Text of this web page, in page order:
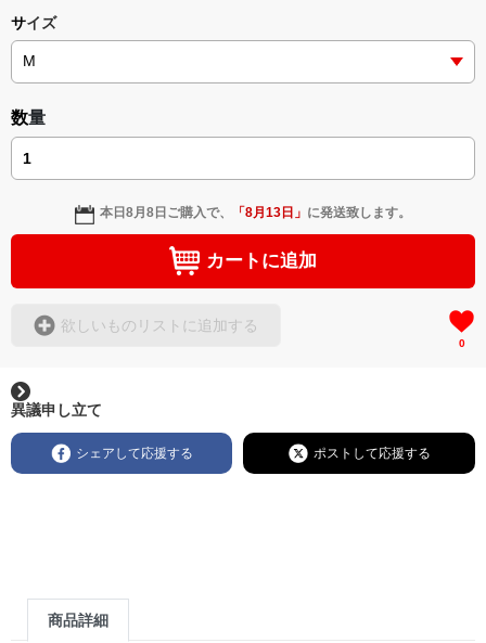
サイズ
数量
本日8月8日 ご購入で、 「8月13日 」 に発送致します。
カートに追加
欲しいものリストに追加する
0
異議申し立て
シェアして応援する ポストして応援する
商品詳細